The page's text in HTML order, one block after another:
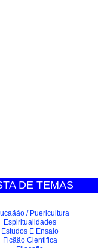
DE TEMAS
/ Puericultura
Espiritualidades
Estudos E Ensaio
Ficãão Cientifica